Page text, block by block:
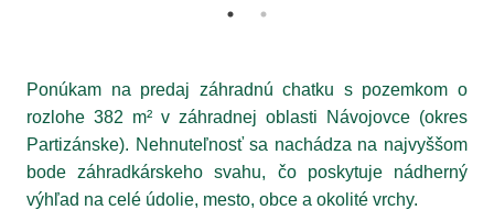
Ponúkam na predaj záhradnú chatku s pozemkom o
rozlohe 382 m² v záhradnej oblasti Návojovce (okres
Partizánske). Nehnuteľnosť sa nachádza na najvyššom
bode záhradkárskeho svahu, čo poskytuje nádherný
výhľad na celé údolie, mesto, obce a okolité vrchy.